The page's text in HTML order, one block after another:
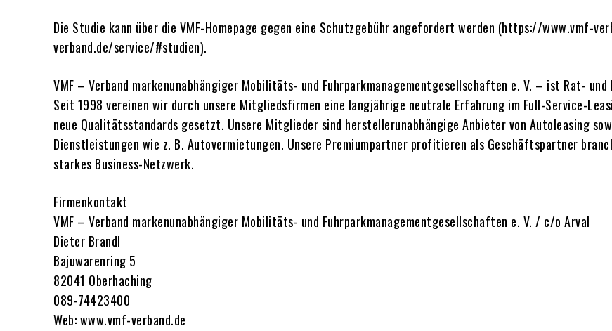
Die Studie kann über die VMF-Homepage gegen eine Schutzgebühr angefordert werden (https://www.vmf-
verband.de/service/#studien).
VMF – Verband markenunabhängiger Mobilitäts- und Fuhrparkmanagementgesellschaften e. V. – ist Rat-
Seit 1998 vereinen wir durch unsere Mitgliedsfirmen eine langjährige neutrale Erfahrung im Full-Service-
neue Qualitätsstandards gesetzt. Unsere Mitglieder sind herstellerunabhängige Anbieter von Autoleasing
Dienstleistungen wie z. B. Autovermietungen. Unsere Premiumpartner profitieren als Geschäftspartner
starkes Business-Netzwerk.
Firmenkontakt
VMF – Verband markenunabhängiger Mobilitäts- und Fuhrparkmanagementgesellschaften e. V. / c/o Arval
Dieter Brandl
Bajuwarenring 5
82041 Oberhaching
089-74423400
Web: www.vmf-verband.de